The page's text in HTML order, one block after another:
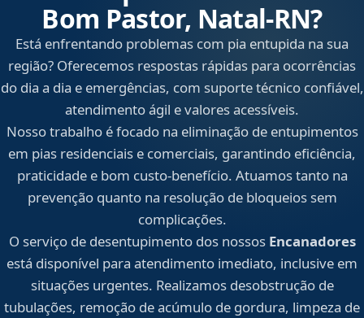
Bom Pastor, Natal‑RN?
Está enfrentando problemas com pia entupida na sua
região? Oferecemos respostas rápidas para ocorrências
do dia a dia e emergências, com suporte técnico confiável,
atendimento ágil e valores acessíveis.
Nosso trabalho é focado na eliminação de entupimentos
em pias residenciais e comerciais, garantindo eficiência,
praticidade e bom custo-benefício. Atuamos tanto na
prevenção quanto na resolução de bloqueios sem
complicações.
O serviço de desentupimento dos nossos Encanadores
está disponível para atendimento imediato, inclusive em
situações urgentes. Realizamos desobstrução de
tubulações, remoção de acúmulo de gordura, limpeza de